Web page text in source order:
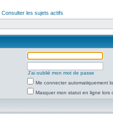
Consulter les sujets actifs
J’ai oublié mon mot de passe
Me connecter automatiquement
Masquer mon statut en ligne lors